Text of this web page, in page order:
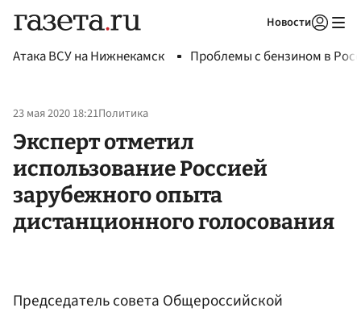
Новости
Атака ВСУ на Нижнекамск Проблемы с бензином в
23 мая 2020 18:21Политика
Эксперт отметил
использование Россией
зарубежного опыта
дистанционного голосования
Председатель совета Общероссийской